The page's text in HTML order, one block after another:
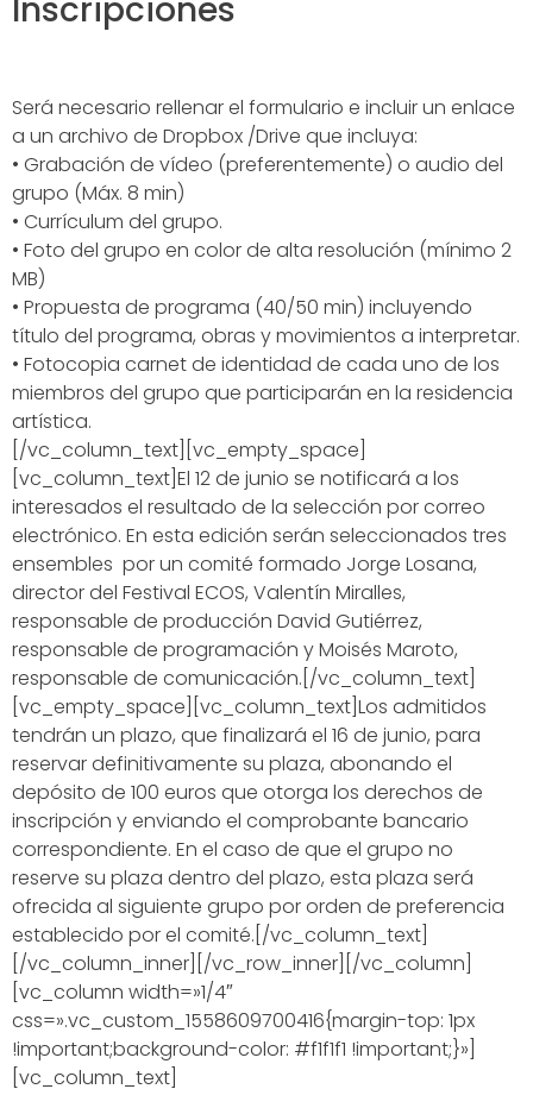
Inscripciones
Será necesario rellenar el formulario e incluir un enlace
a un archivo de Dropbox /Drive que incluya:
• Grabación de vídeo (preferentemente) o audio del
grupo (Máx. 8 min)
• Currículum del grupo.
• Foto del grupo en color de alta resolución (mínimo 2
MB)
• Propuesta de programa (40/50 min) incluyendo
título del programa, obras y movimientos a interpretar.
• Fotocopia carnet de identidad de cada uno de los
miembros del grupo que participarán en la residencia
artística.
[/vc_column_text][vc_empty_space]
[vc_column_text]El 12 de junio se notificará a los
interesados el resultado de la selección por correo
electrónico. En esta edición serán seleccionados tres
ensembles por un comité formado Jorge Losana,
director del Festival ECOS, Valentín Miralles,
responsable de producción David Gutiérrez,
responsable de programación y Moisés Maroto,
responsable de comunicación.[/vc_column_text]
[vc_empty_space][vc_column_text]Los admitidos
tendrán un plazo, que finalizará el 16 de junio, para
reservar definitivamente su plaza, abonando el
depósito de 100 euros que otorga los derechos de
inscripción y enviando el comprobante bancario
correspondiente. En el caso de que el grupo no
reserve su plaza dentro del plazo, esta plaza será
ofrecida al siguiente grupo por orden de preferencia
establecido por el comité.[/vc_column_text]
[/vc_column_inner][/vc_row_inner][/vc_column]
[vc_column width=»1/4″
css=».vc_custom_1558609700416{margin-top: 1px
!important;background-color: #f1f1f1 !important;}»]
[vc_column_text]